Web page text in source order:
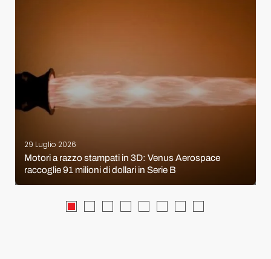
29 Luglio 2026
Motori a razzo stampati in 3D: Venus Aerospace
raccoglie 91 milioni di dollari in Serie B